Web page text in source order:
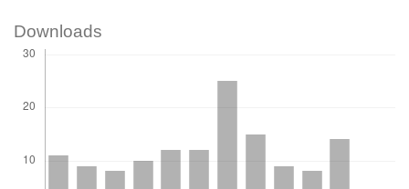
Downloads